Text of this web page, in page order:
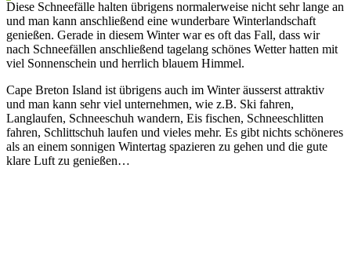
Diese Schneefälle halten übrigens normalerweise nicht sehr lange an
und man kann anschließend eine wunderbare Winterlandschaft
genießen. Gerade in diesem Winter war es oft das Fall, dass wir
nach Schneefällen anschließend tagelang schönes Wetter hatten mit
viel Sonnenschein und herrlich blauem Himmel.
Cape Breton Island ist übrigens auch im Winter äusserst attraktiv
und man kann sehr viel unternehmen, wie z.B. Ski fahren,
Langlaufen, Schneeschuh wandern, Eis fischen, Schneeschlitten
fahren, Schlittschuh laufen und vieles mehr. Es gibt nichts schöneres
als an einem sonnigen Wintertag spazieren zu gehen und die gute
klare Luft zu genießen…